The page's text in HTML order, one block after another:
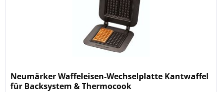
Neumärker Waffeleisen-Wechselplatte Kantwaffel
für Backsystem & Thermocook